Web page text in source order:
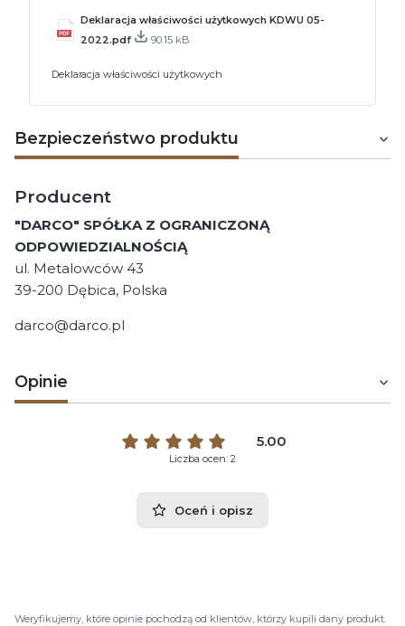
Deklaracja właściwości użytkowych KDWU 05-
2022.pdf
90.15 kB
Deklaracja właściwości użytkowych
Bezpieczeństwo produktu
Producent
"DARCO" SPÓŁKA Z OGRANICZONĄ
ODPOWIEDZIALNOŚCIĄ
ul. Metalowców 43
39-200 Dębica, Polska
darco@darco.pl
Opinie
5.00
Liczba ocen: 2
Oceń i opisz
Weryfikujemy, które opinie pochodzą od klientów, którzy kupili dany produkt.